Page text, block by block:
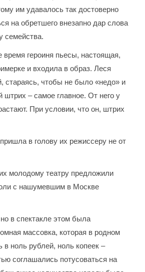
им удавалось так достоверно
на обретшего внезапно дар слова
семейства.
время героиня пьесы, настоящая,
и входила в образ. Леся
стараясь, чтобы не было «недо» и
штрих – самое главное. От него у
При условии, что он, штрих
в голову их режиссеру не от
молодому театру предложили
с нашумевшим в Москве
в спектакле этом была
массовка, которая в родном
в ноль рублей, ноль копеек –
соглашались потусоваться на